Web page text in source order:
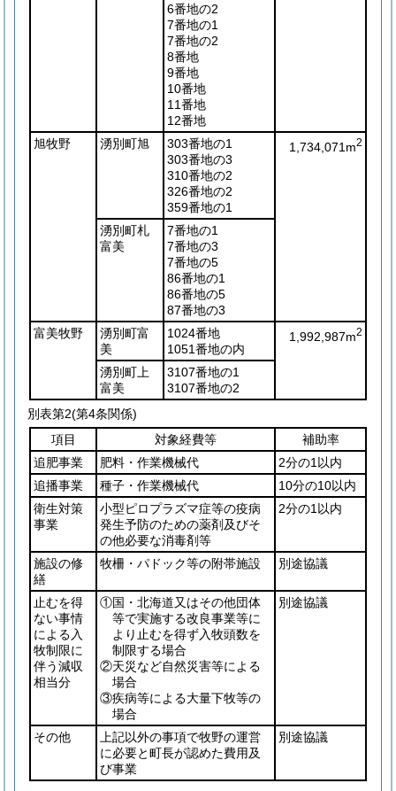
6番地の2
7番地の1
7番地の2
8番地
9番地
10番地
11番地
12番地
旭牧野 湧別町旭
303番地の1
303番地の3
310番地の2
326番地の2
359番地の1
1,734,071m2
湧別町札
富美
7番地の1
7番地の3
7番地の5
86番地の1
86番地の5
87番地の3
富美牧野
湧別町富
美
1024番地
1051番地の内
1,992,987m2
湧別町上
富美
3107番地の1
3107番地の2
別表第2(第4条関係)
項目
対象経費等
補助率
追肥事業
肥料・作業機械代
2分の1以内
追播事業
種子・作業機械代
10分の10以内
衛生対策
事業
小型ピロプラズマ症等の疫病
発生予防のための薬剤及びそ
の他必要な消毒剤等
2分の1以内
施設の修
繕
牧柵・パドック等の附帯施設 別途協議
止むを得
ない事情
による入
牧制限に
伴う減収
相当分
①国・北海道又はその他団体
等で実施する改良事業等に
より止むを得ず入牧頭数を
制限する場合
②天災など自然災害等による
場合
③疾病等による大量下牧等の
場合
別途協議
その他
上記以外の事項で牧野の運営
に必要と町長が認めた費用及
び事業
別途協議